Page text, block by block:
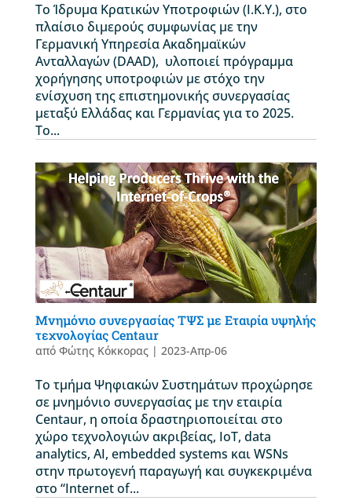
Tο Ίδρυμα Κρατικών Υποτροφιών (Ι.Κ.Υ.), στο
πλαίσιο διμερούς συμφωνίας με την
Γερμανική Υπηρεσία Ακαδημαϊκών
Ανταλλαγών (DAAD), υλοποιεί πρόγραμμα
χορήγησης υποτροφιών με στόχο την
ενίσχυση της επιστημονικής συνεργασίας
μεταξύ Ελλάδας και Γερμανίας για το 2025.
Το...
Μνημόνιο συνεργασίας ΤΨΣ με Εταιρία υψηλής
τεχνολογίας Centaur
από Φώτης Κόκκορας| 2023-Απρ-06
Το τμήμα Ψηφιακών Συστημάτων προχώρησε
σε μνημόνιο συνεργασίας με την εταιρία
Centaur, η οποία δραστηριοποιείται στο
χώρο τεχνολογιών ακριβείας, IoT, data
analytics, AI, embedded systems και WSNs
στην πρωτογενή παραγωγή και συγκεκριμένα
στο “Internet of...